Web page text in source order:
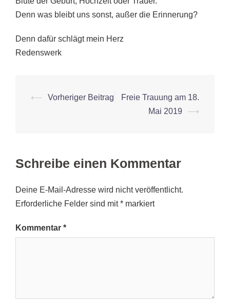
Denn was bleibt uns sonst, außer die Erinnerung?
Denn dafür schlägt mein Herz
Redenswerk
Beitrags-
⟵ Vorheriger Beitrag
Freie Trauung am 18.
Mai 2019
⟶
Schreibe einen Kommentar
Deine E-Mail-Adresse wird nicht veröffentlicht.
Erforderliche Felder sind mit* markiert
Kommentar *